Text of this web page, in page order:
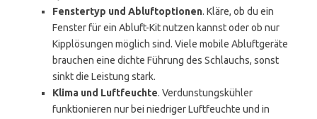
Fenstertyp und Abluftoptionen. Kläre, ob du ein
Fenster für ein Abluft-Kit nutzen kannst oder ob nur
Kipplösungen möglich sind. Viele mobile Abluftgeräte
brauchen eine dichte Führung des Schlauchs, sonst
sinkt die Leistung stark.
Klima und Luftfeuchte. Verdunstungskühler
funktionieren nur bei niedriger Luftfeuchte und in